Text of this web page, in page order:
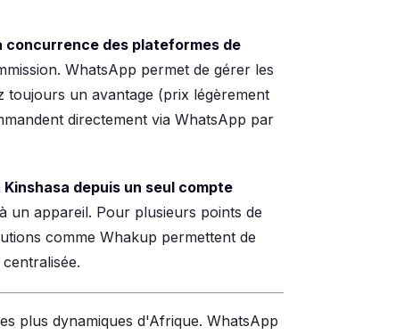
concurrence des plateformes de
WhatsApp permet de gérer les
toujours un avantage (prix légèrement
directement via WhatsApp par
depuis un seul compte
un appareil. Pour plusieurs points de
comme Whakup permettent de
plus dynamiques d'Afrique. WhatsApp